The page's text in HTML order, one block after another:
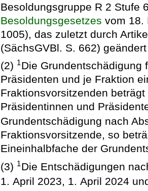
Besoldungsgruppe R 2 Stufe
Besoldungsgesetzes vom 18.
1005), das zuletzt durch
(SächsGVBl. S. 662)
(2) 1Die Grundentschädigung
Präsidenten und je Fraktion
Fraktionsvorsitzenden
Präsidentinnen und
Grundentschädigung nach
Fraktionsvorsitzende, so
Eineinhalbfache der
(3) 1Die Entschädigungen
1. April 2023, 1. April 2024